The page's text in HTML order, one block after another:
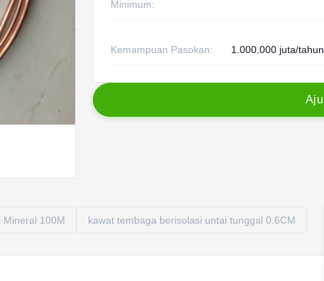
Minimum:
Kemampuan Pasokan: 1.000.000 juta/tahun
Aju
Mineral 100M kawat tembaga berisolasi untai tunggal 0.6CM